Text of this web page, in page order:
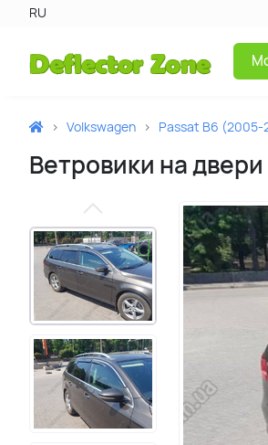
RU
Volkswagen Passat B6 (2005-
Ветровики на